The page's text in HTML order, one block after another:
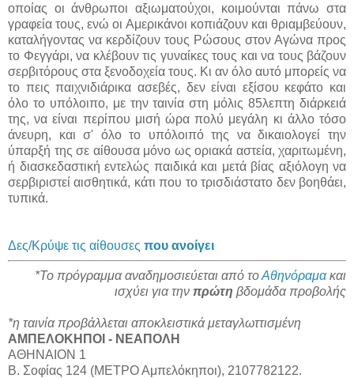
οποίας οι άνθρωποι αξιωματούχοι, κοιμούνται πάνω στα
γραφεία τους, ενώ οι Αμερικάνοι κοπιάζουν και θριαμβεύουν,
καταλήγοντας να κερδίζουν τους Ρώσους στον Αγώνα προς
το Φεγγάρι, να κλέβουν τις γυναίκες τους και να τους βάζουν
σερβιτόρους στα ξενοδοχεία τους. Κι αν όλο αυτό μπορείς να
το πεις παιχνιδιάρικα ασεβές, δεν είναι εξίσου κεφάτο και
όλο το υπόλοιπο, με την ταινία στη μόλις 85λεπτη διάρκειά
της, να είναι περίπου μισή ώρα πολύ μεγάλη κι άλλο τόσο
άνευρη, και σ' όλο το υπόλοιπό της να δικαιολογεί την
ύπαρξή της σε αίθουσα μόνο ως οριακά αστεία, χαριτωμένη,
ή διασκεδαστική εντελώς παιδικά και μετά βίας αξιόλογη να
σερβιριστεί αισθητικά, κάτι που το τρισδιάστατο δεν βοηθάει,
τυπικά.
Δες/Κρύψε τις αίθουσες που ανοίγει
*Το πρόγραμμα αναδημοσιεύεται από τοΑθηνόραμακαι
ισχύει για την πρώτη βδομάδα προβολής
*η ταινία προβάλλεται αποκλειστικά μεταγλωττισμένη
ΑΜΠΕΛΟΚΗΠΟΙ - ΝΕΑΠΟΛΗ
ΑΘΗΝΑΙΟΝ 1
Β. Σοφίας 124 (ΜΕΤΡΟ Αμπελόκηποι), 2107782122.